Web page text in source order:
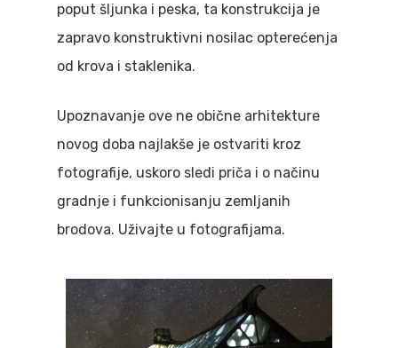
poput šljunka i peska, ta konstrukcija je
zapravo konstruktivni nosilac opterećenja
od krova i staklenika.
Upoznavanje ove ne obične arhitekture
novog doba najlakše je ostvariti kroz
fotografije, uskoro sledi priča i o načinu
gradnje i funkcionisanju zemljanih
brodova. Uživajte u fotografijama.